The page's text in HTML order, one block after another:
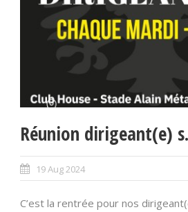
Réunion dirigeant(e) s.
19 Aug 2024
C’est la rentrée pour nos